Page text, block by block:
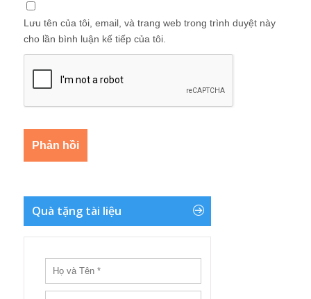
Lưu tên của tôi, email, và trang web trong trình duyệt này
cho lần bình luận kế tiếp của tôi.
Quà tặng tài liệu